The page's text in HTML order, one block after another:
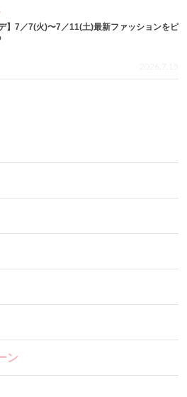
】7／7(火)〜7／11(土)最新ファッションをピ
2026.7.15
ン